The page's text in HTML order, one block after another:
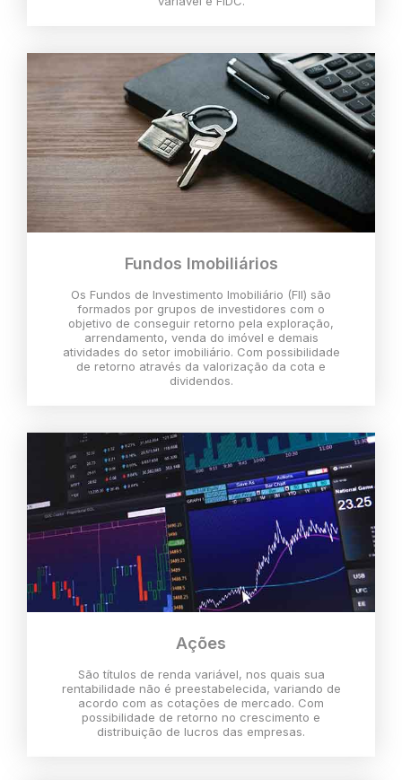
Fundos Imobiliários
Os Fundos de Investimento Imobiliário (FII) são
formados por grupos de investidores com o
objetivo de conseguir retorno pela exploração,
arrendamento, venda do imóvel e demais
atividades do setor imobiliário. Com possibilidade
de retorno através da valorização da cota e
dividendos.
Ações
São títulos de renda variável, nos quais sua
rentabilidade não é preestabelecida, variando de
acordo com as cotações de mercado. Com
possibilidade de retorno no crescimento e
distribuição de lucros das empresas.